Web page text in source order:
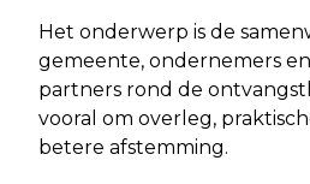
Het onderwerp is de
gemeente, ondernemers
partners rond de
vooral om overleg,
betere afstemming.